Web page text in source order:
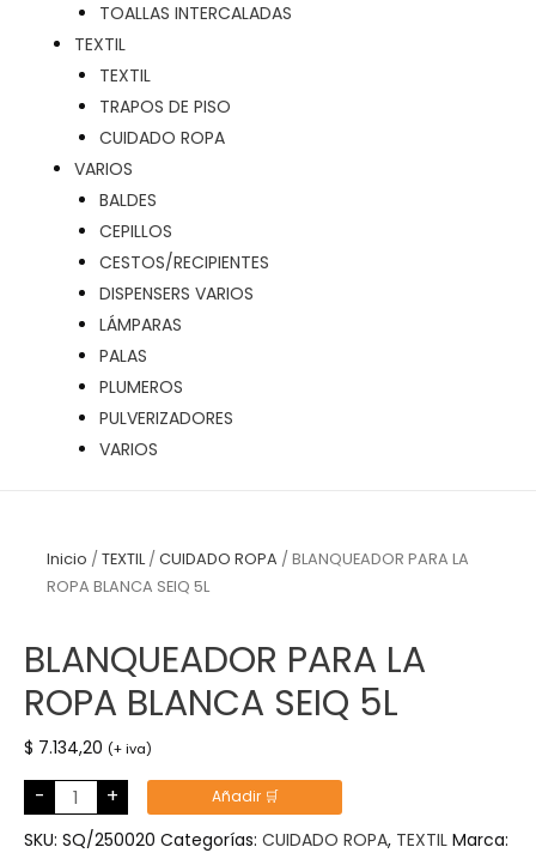
TOALLAS INTERCALADAS
TEXTIL
TEXTIL
TRAPOS DE PISO
CUIDADO ROPA
VARIOS
BALDES
CEPILLOS
CESTOS/RECIPIENTES
DISPENSERS VARIOS
LÁMPARAS
PALAS
PLUMEROS
PULVERIZADORES
VARIOS
Inicio /TEXTIL/CUIDADO ROPA / BLANQUEADOR PARA LA
ROPA BLANCA SEIQ 5L
BLANQUEADOR PARA LA
ROPA BLANCA SEIQ 5L
$ 7.134,20 (+ iva)
- BLANQUEADOR
PARA
LA
ROPA
BLANCA
+ Añadir 🛒
SKU: SQ/250020 Categorías: CUIDADO ROPA, TEXTIL Marca: